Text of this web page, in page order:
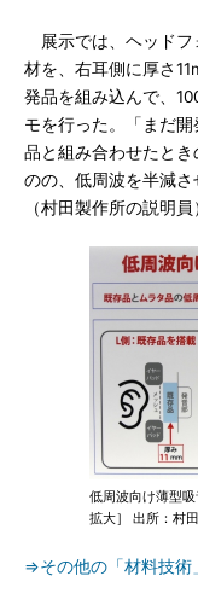
展示では、ヘッドフ
材を、右耳側に厚さ
発品を組み込んで、
モを行った。「まだ
品と組み合わせたと
のの、低周波を半減さ
（村田製作所の説明員
低周波向け薄型
拡大］ 出所：村
⇒その他の「材料技術